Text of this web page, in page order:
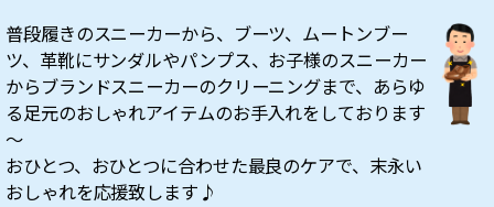
普段履きのスニーカーから、ブーツ、ムートンブー
ツ、革靴にサンダルやパンプス、お子様のスニーカー
からブランドスニーカーのクリーニングまで、あらゆ
る足元のおしゃれアイテムのお手入れをしております
～
おひとつ、おひとつに合わせた最良のケアで、末永い
おしゃれを応援致します♪